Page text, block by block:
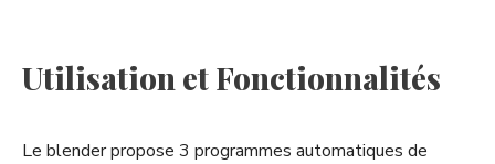
Utilisation et Fonctionnalités
Le blender propose 3 programmes automatiques de